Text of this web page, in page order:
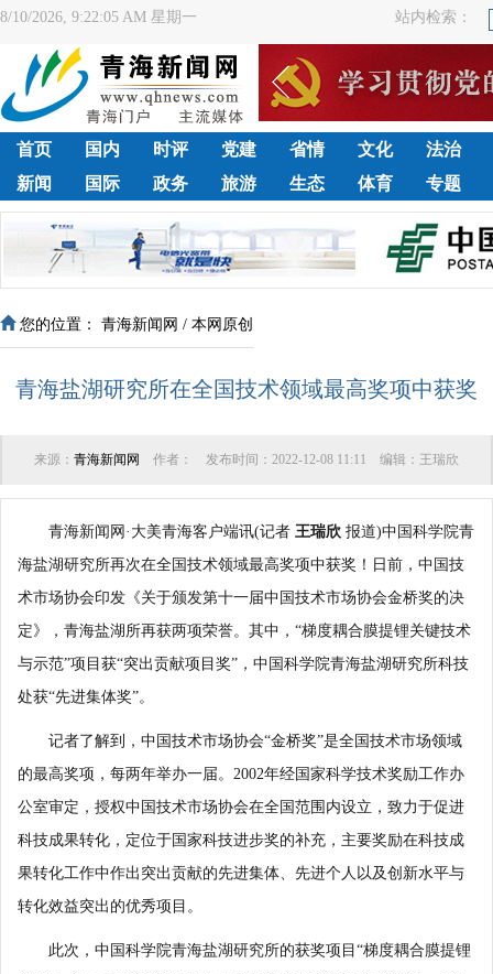
8/10/2026, 9:22:06 AM 星期一 站内检索：
首页 国内 时评 党建 省情 文化
法治
新闻
国际 政务 旅游 生态 体育 专题
您的位置： 青海新闻网 / 本网原创
青海盐湖研究所在全国技术领域最高奖项中获奖
来源： 青海新闻网 作者： 发布时间： 2022-12-08 11:11 编辑： 王瑞欣
青海新闻网·大美青海客户端讯(记者 王瑞欣 报道)中国科学院青
海盐湖研究所再次在全国技术领域最高奖项中获奖！日前，中国技
术市场协会印发《关于颁发第十一届中国技术市场协会金桥奖的决
定》，青海盐湖所再获两项荣誉。其中，“梯度耦合膜提锂关键技术
与示范”项目获“突出贡献项目奖”，中国科学院青海盐湖研究所科技
处获“先进集体奖”。
记者了解到，中国技术市场协会“金桥奖”是全国技术市场领域
的最高奖项，每两年举办一届。2002年经国家科学技术奖励工作办
公室审定，授权中国技术市场协会在全国范围内设立，致力于促进
科技成果转化，定位于国家科技进步奖的补充，主要奖励在科技成
果转化工作中作出突出贡献的先进集体、先进个人以及创新水平与
转化效益突出的优秀项目。
此次，中国科学院青海盐湖研究所的获奖项目“梯度耦合膜提锂